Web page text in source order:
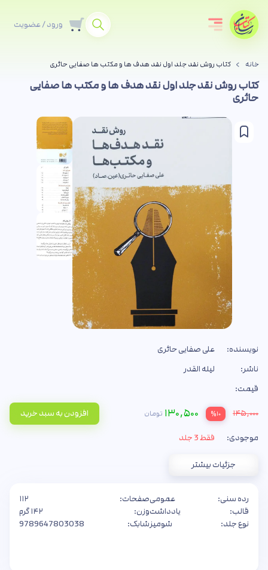
ورود / عضویت
خانه کتاب روش نقد جلد اول نقد هدف ها و مکتب ها صفایی حائری
کتاب روش نقد جلد اول نقد هدف ها و مکتب ها صفایی
حائری
نویسنده:
علی صفایی حائری
ناشر:
لیله القدر
قیمت:
۱۴۵,۰۰۰ %۱۰ ۱۳۰,۵۰۰ تومان افزودن به سبد خرید
موجودی: فقط 3 جلد
جزئیات بیشتر
رده سنی:
عمومی
قالب:
یادداشت
نوع جلد:
شومیز
صفحات:
۱۱۲
وزن:
۱۴۲ گرم
شابک:
9789647803038